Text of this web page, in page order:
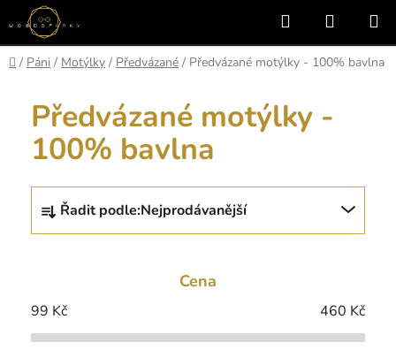
Přejít
na
obsah
Hledat
KOŠÍK
Domů
/ Páni / Motýlky / Předvázané / Předvázané motýlky - 100% bavlna
Předvázané motýlky -
100% bavlna
Ř
z
í
p
Řadit podle:Nejprodávanější
Cena
99 Kč 460 Kč